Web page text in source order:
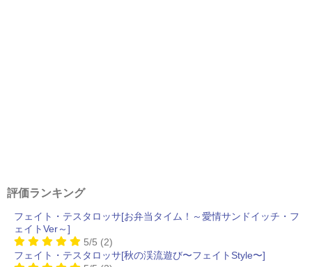
評価ランキング
フェイト・テスタロッサ[お弁当タイム！～愛情サンドイッチ・フ
ェイトVer～]
5/5 (2)
フェイト・テスタロッサ[秋の渓流遊び〜フェイトStyle〜]